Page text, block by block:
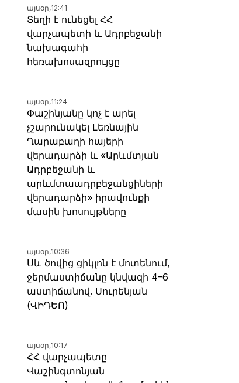
այսօր,12:41
Տեղի է ունեցել ՀՀ
վարչապետի և Ադրբեջանի
նախագահի
հեռախոսազրույցը
այսօր,11:24
Փաշինյանը կոչ է արել
չշարունակել Լեռնային
Ղարաբաղի հայերի
վերադարձի և «Արևմտյան
Ադրբեջանի և
արևմտաադրբեջանցիների
վերադարձի» իրավունքի
մասին խոսույթները
այսօր,10:36
Սև ծովից ցիկլոն է մոտենում,
ջերմաստիճանը կնվազի 4–6
աստիճանով. Սուրենյան
(ՎԻԴԵՈ)
այսօր,10:17
ՀՀ վարչապետը
Վաշինգտոնյան